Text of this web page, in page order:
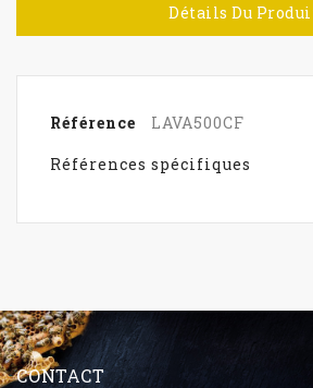
Détails Du
Référence
LAVA500CF
Références spécifiques
CONTACT